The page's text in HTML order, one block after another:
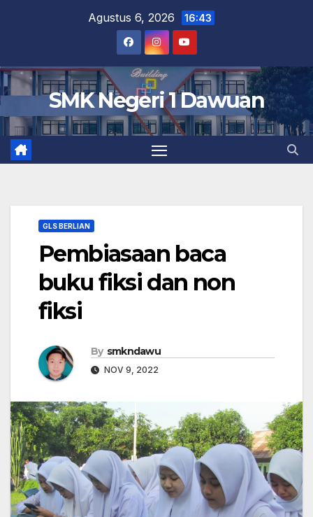
Agustus 6, 2026 16:43
SMK Negeri 1 Dawuan
GLS BERLIAN
Pembiasaan baca
buku fiksi dan non
fiksi
By smkndawu
NOV 9, 2022